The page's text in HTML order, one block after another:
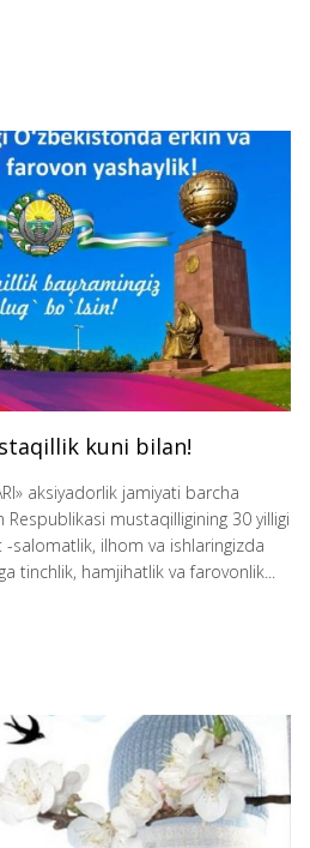
kuni bilan!
aksiyadorlik jamiyati barcha
mustaqilligining 30 yilligi
salomatlik, ilhom va ishlaringizda
tinchlik, hamjihatlik va farovonlik...